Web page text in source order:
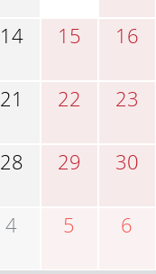
14 15 16
21 22 23
28 29 30
4 5 6